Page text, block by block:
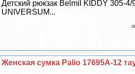
Детский рюкзак Belmil KIDDY 305-4/
UNIVERSUM...
Женская сумка Palio 17695A-12